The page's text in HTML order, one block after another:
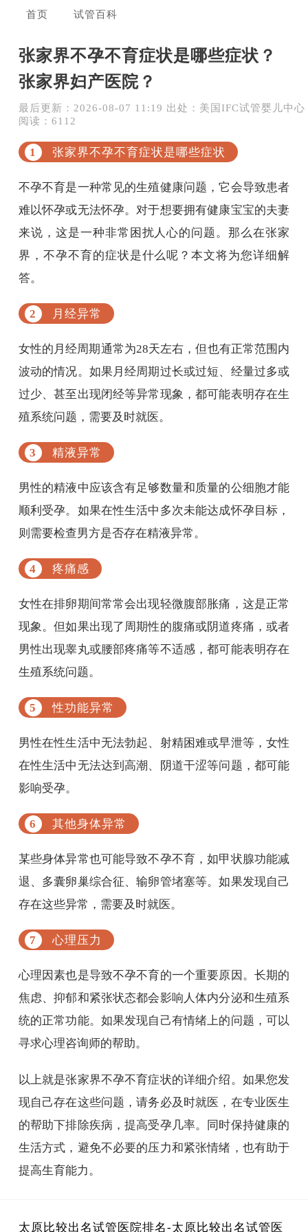
首页 试管百科
张家界不孕不育症状是哪些症状？
张家界妇产医院？
最后更新：2026-08-07 11:19 出处：美国IFC试管婴儿中心
阅读：6112
张家界不孕不育症状是哪些症状
不孕不育是一种常见的生殖健康问题，它会导致患者
难以怀孕或无法怀孕。对于想要拥有健康宝宝的夫妻
来说，这是一种非常困扰人心的问题。那么在张家
界，不孕不育的症状是什么呢？本文将为您详细解
答。
月经异常
女性的月经周期通常为28天左右，但也有正常范围内
波动的情况。如果月经周期过长或过短、经量过多或
过少、甚至出现闭经等异常现象，都可能表明存在生
殖系统问题，需要及时就医。
精液异常
男性的精液中应该含有足够数量和质量的公细胞才能
顺利受孕。如果在性生活中多次未能达成怀孕目标，
则需要检查男方是否存在精液异常。
疼痛感
女性在排卵期间常常会出现轻微腹部胀痛，这是正常
现象。但如果出现了周期性的腹痛或阴道疼痛，或者
男性出现睾丸或腰部疼痛等不适感，都可能表明存在
生殖系统问题。
性功能异常
男性在性生活中无法勃起、射精困难或早泄等，女性
在性生活中无法达到高潮、阴道干涩等问题，都可能
影响受孕。
其他身体异常
某些身体异常也可能导致不孕不育，如甲状腺功能减
退、多囊卵巢综合征、输卵管堵塞等。如果发现自己
存在这些异常，需要及时就医。
心理压力
心理因素也是导致不孕不育的一个重要原因。长期的
焦虑、抑郁和紧张状态都会影响人体内分泌和生殖系
统的正常功能。如果发现自己有情绪上的问题，可以
寻求心理咨询师的帮助。
以上就是张家界不孕不育症状的详细介绍。如果您发
现自己存在这些问题，请务必及时就医，在专业医生
的帮助下排除疾病，提高受孕几率。同时保持健康的
生活方式，避免不必要的压力和紧张情绪，也有助于
提高生育能力。
太原比较出名试管医院排名-太原比较出名试管医